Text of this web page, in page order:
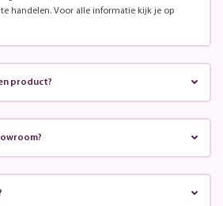
handelen. Voor alle informatie kijk je op
product?